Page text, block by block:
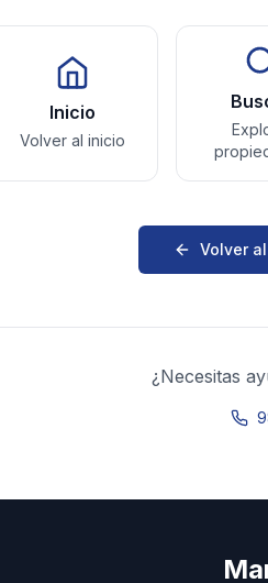
Inicio
Volver al inicio
Volver
¿Necesitas